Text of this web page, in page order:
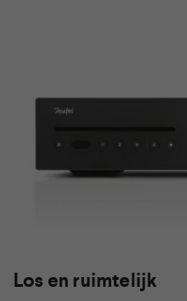
Los en ruimtelijk